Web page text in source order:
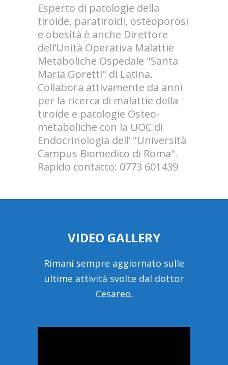
Esperto di patologie della
tiroide, paratiroidi, osteoporosi
e obesità è anche Direttore
dell’Unità Operativa Malattie
Metaboliche Ospedale "Santa
Maria Goretti" di Latina.
Collabora attivamente da anni
per la ricerca di malattie della
tiroide e patologie Osteo-
metaboliche con la UOC di
Endocrinologia dell’ "Università
Campus Biomedico di Roma".
Rapido contatto: 0773 601439
VIDEO GALLERY
Rimani sempre aggiornato sulle
ultime attività svolte dal dottor
Cesareo.